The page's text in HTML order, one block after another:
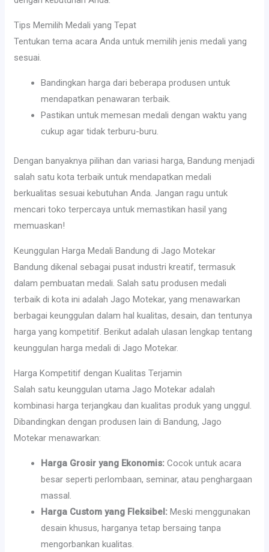
Tips Memilih Medali yang Tepat
Tentukan tema acara Anda untuk memilih jenis medali yang
sesuai.
Bandingkan harga dari beberapa produsen untuk
mendapatkan penawaran terbaik.
Pastikan untuk memesan medali dengan waktu yang
cukup agar tidak terburu-buru.
Dengan banyaknya pilihan dan variasi harga, Bandung menjadi
salah satu kota terbaik untuk mendapatkan medali
berkualitas sesuai kebutuhan Anda. Jangan ragu untuk
mencari toko terpercaya untuk memastikan hasil yang
memuaskan!
Keunggulan Harga Medali Bandung di Jago Motekar
Bandung dikenal sebagai pusat industri kreatif, termasuk
dalam pembuatan medali. Salah satu produsen medali
terbaik di kota ini adalah Jago Motekar, yang menawarkan
berbagai keunggulan dalam hal kualitas, desain, dan tentunya
harga yang kompetitif. Berikut adalah ulasan lengkap tentang
keunggulan harga medali di Jago Motekar.
Harga Kompetitif dengan Kualitas Terjamin
Salah satu keunggulan utama Jago Motekar adalah
kombinasi harga terjangkau dan kualitas produk yang unggul.
Dibandingkan dengan produsen lain di Bandung, Jago
Motekar menawarkan:
Harga Grosir yang Ekonomis: Cocok untuk acara
besar seperti perlombaan, seminar, atau penghargaan
massal.
Harga Custom yang Fleksibel: Meski menggunakan
desain khusus, harganya tetap bersaing tanpa
mengorbankan kualitas.